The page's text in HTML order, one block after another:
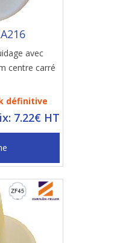
avec
centre carré
définitive
7.22€ HT